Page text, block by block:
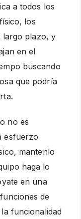
a todos los
los
largo plazo, y
en el
buscando
que podría
no es
esfuerzo
mantenlo
haga lo
en una
de
funcionalidad